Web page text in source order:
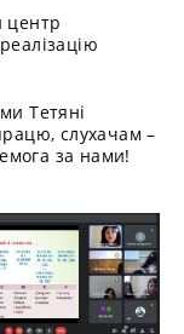
центр
Тетяні
слухачам –
за нами!